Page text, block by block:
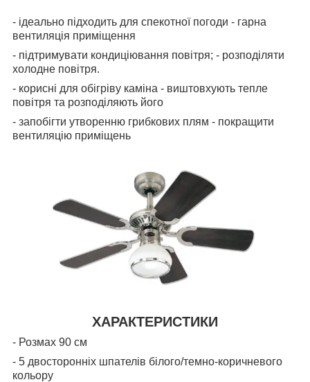
- ідеально підходить для спекотної погоди - гарна
вентиляція приміщення
- підтримувати кондиціювання повітря; - розподіляти
холодне повітря.
- корисні для обігріву каміна - виштовхують тепле
повітря та розподіляють його
- запобігти утворенню грибкових плям - покращити
вентиляцію приміщень
ХАРАКТЕРИСТИКИ
- Розмах 90 см
- 5 двосторонніх шпателів білого/темно-коричневого
кольору